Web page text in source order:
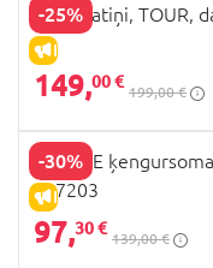
-25%
IZPĀRDOŠANA
MILLI ratiņi, TOUR,
149,00 €
199,00 €
-30%
IZPĀRDOŠANA
STOKKE
587203
97,30 €
139,00 €